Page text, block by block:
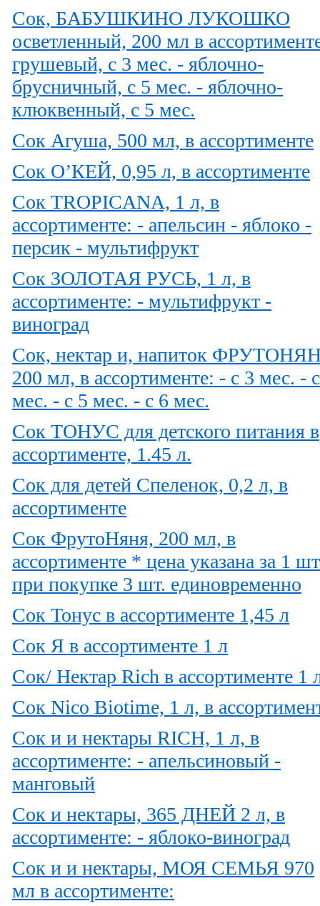
Сок, БАБУШКИНО ЛУКОШКО
осветленный, 200 мл в
грушевый, с 3 мес. - яблочно-
брусничный, с 5 мес. - яблочно-
клюквенный, с 5 мес.
Сок Агуша, 500 мл, в ассортименте
Сок О’КЕЙ, 0,95 л, в ассортименте
Сок TROPICANA, 1 л, в
ассортименте: - апельсин - яблоко -
персик - мультифрукт
Сок ЗОЛОТАЯ РУСЬ, 1 л, в
ассортименте: - мультифрукт -
виноград
Сок, нектар и, напиток
200 мл, в ассортименте: - с 3 мес. -
мес. - с 5 мес. - с 6 мес.
Сок ТОНУС для детского питания в
ассортименте, 1.45 л.
Сок для детей Спеленок, 0,2 л, в
ассортименте
Сок ФрутоНяня, 200 мл, в
ассортименте * цена указана за 1
при покупке 3 шт. единовременно
Сок Тонус в ассортименте 1,45 л
Сок Я в ассортименте 1 л
Сок/ Нектар Rich в ассортименте 1
Сок Nico Biotime, 1 л, в
Сок и и нектары RICH, 1 л, в
ассортименте: - апельсиновый -
манговый
Сок и нектары, 365 ДНЕЙ 2 л, в
ассортименте: - яблоко-виноград
Сок и и нектары, МОЯ СЕМЬЯ 970
мл в ассортименте: